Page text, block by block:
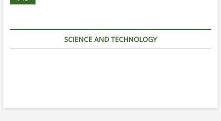
SCIENCE AND TECHNOLOGY